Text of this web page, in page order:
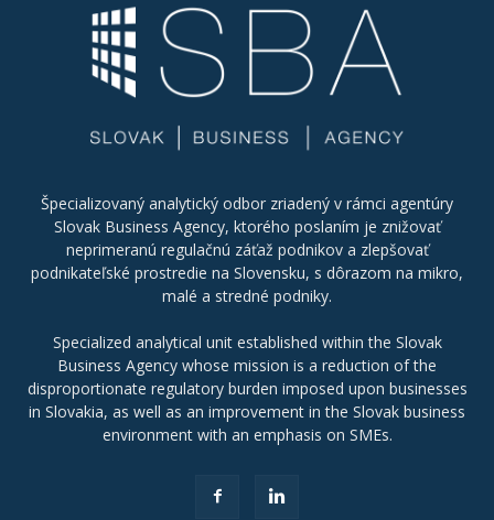
Špecializovaný analytický odbor zriadený v rámci agentúry
Slovak Business Agency, ktorého poslaním je znižovať
neprimeranú regulačnú záťaž podnikov a zlepšovať
podnikateľské prostredie na Slovensku, s dôrazom na mikro,
malé a stredné podniky.
Specialized analytical unit established within the Slovak
Business Agency whose mission is a reduction of the
disproportionate regulatory burden imposed upon businesses
in Slovakia, as well as an improvement in the Slovak business
environment with an emphasis on SMEs.